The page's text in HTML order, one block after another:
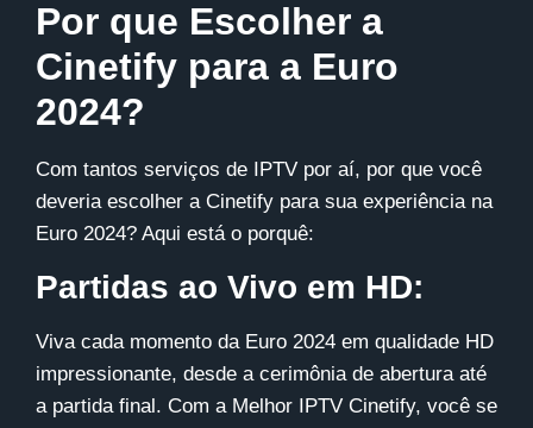
Por que Escolher a
Cinetify para a Euro
2024?
Com tantos serviços de IPTV por aí, por que você
deveria escolher a Cinetify para sua experiência na
Euro 2024? Aqui está o porquê:
Partidas ao Vivo em HD:
Viva cada momento da Euro 2024 em qualidade HD
impressionante, desde a cerimônia de abertura até
a partida final. Com a Melhor IPTV Cinetify, você se